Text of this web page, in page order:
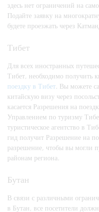
здесь нет ограничений на
Подайте заявку на
будете проезжать через
Тибет
Для всех иностранных
Тибет, необходимо получить
поездку в Тибет. Вы можете
китайскую визу через
касается Разрешения на
Управлением по туризму
туристическое агентство в
гид получит Разрешение на
разрешение, чтобы вы могли
районам региона.
Бутан
В связи с различными
в Бутан, все посетители